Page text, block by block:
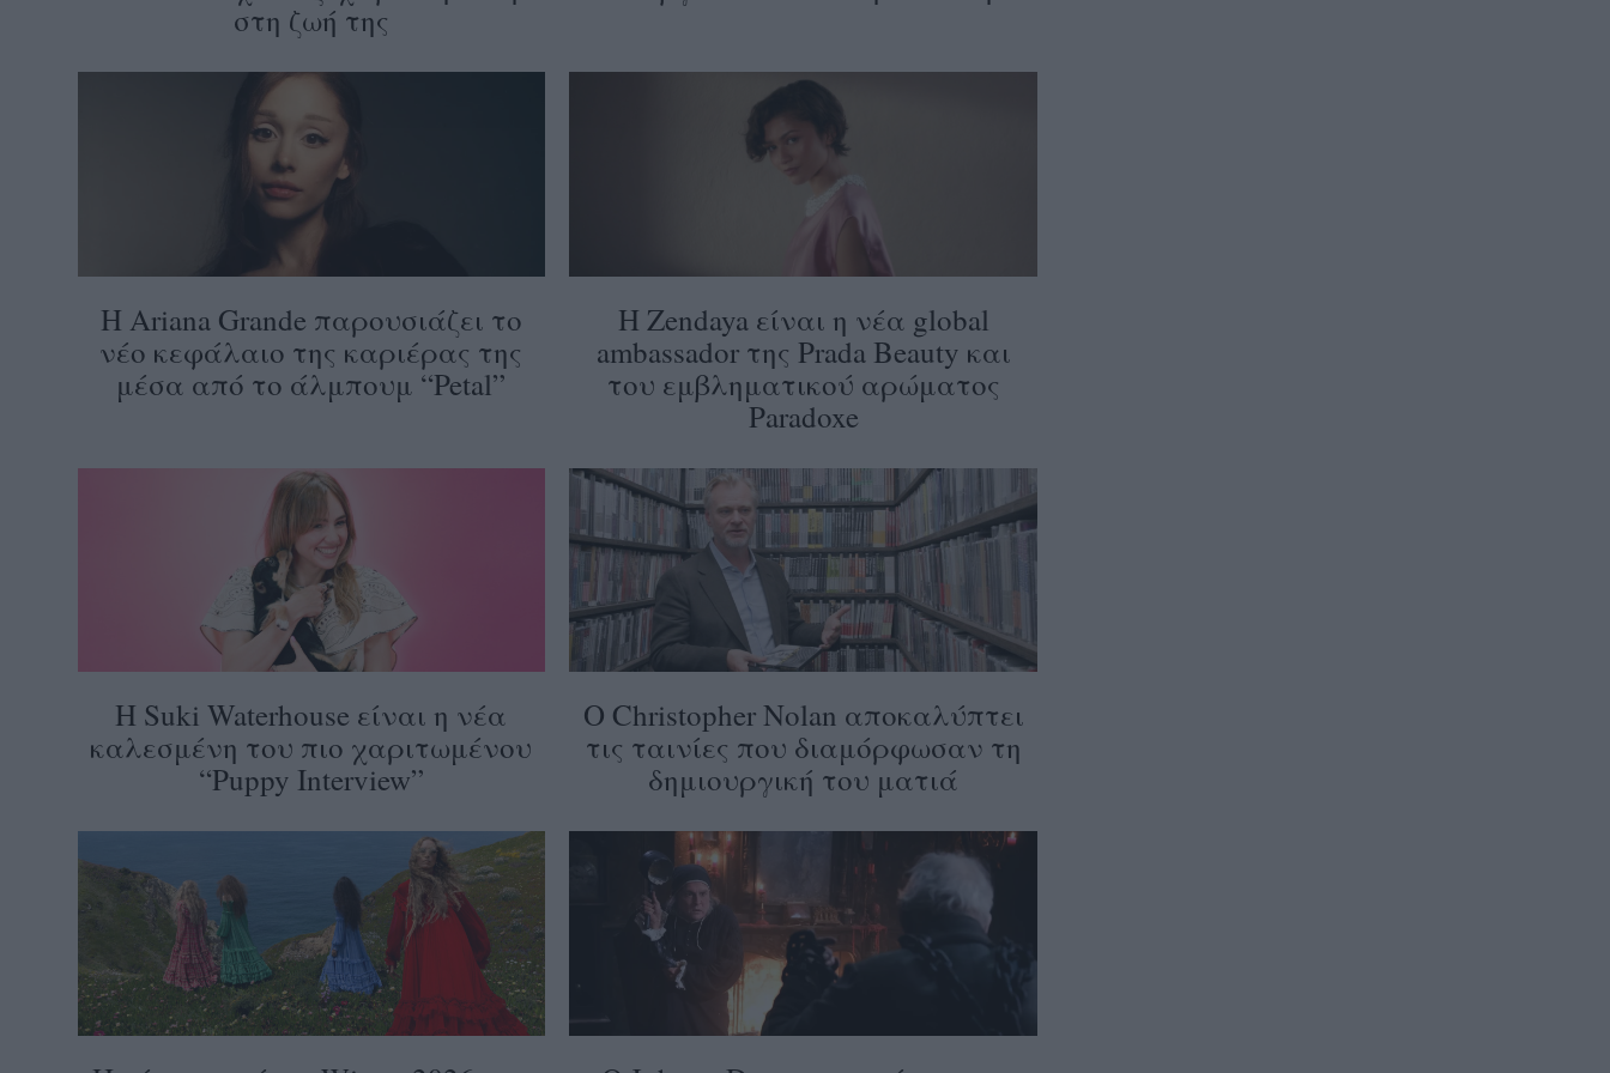
στη ζωή της
Η Ariana Grande παρουσιάζει το
νέο κεφάλαιο της καριέρας της
μέσα από το άλμπουμ “Petal”
Η Zendaya είναι η νέα global
ambassador της Prada Beauty και
του εμβληματικού αρώματος
Paradoxe
Η Suki Waterhouse είναι η νέα
καλεσμένη του πιο χαριτωμένου
“Puppy Interview”
Ο Christopher Nolan αποκαλύπτει
τις ταινίες που διαμόρφωσαν τη
δημιουργική του ματιά